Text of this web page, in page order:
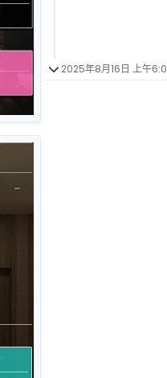
2025年8月16日 上午